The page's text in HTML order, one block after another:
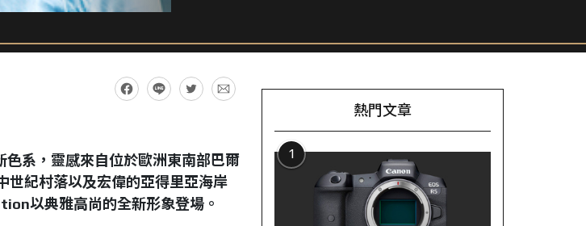
色系，靈感來自位於歐洲東南部巴爾
世紀村落以及宏偉的亞得里亞海岸
以典雅高尚的全新形象登場。
熱門文章
1